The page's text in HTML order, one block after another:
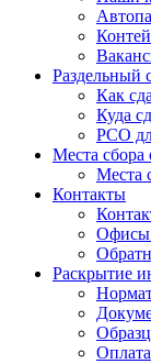
Раздельный
Как
Куда
РСО
Места сбора
Места
Контакты
Офисы
Раскрытие
Оплата